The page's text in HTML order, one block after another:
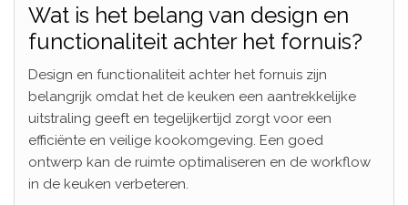
Wat is het belang van design en
functionaliteit achter het fornuis?
Design en functionaliteit achter het fornuis zijn
belangrijk omdat het de keuken een aantrekkelijke
uitstraling geeft en tegelijkertijd zorgt voor een
efficiënte en veilige kookomgeving. Een goed
ontwerp kan de ruimte optimaliseren en de workflow
in de keuken verbeteren.